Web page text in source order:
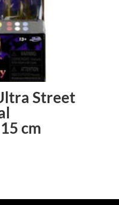
Street
cm